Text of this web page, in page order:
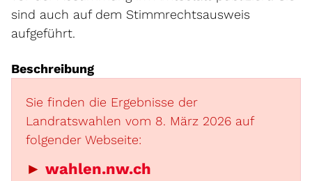
sind auch auf dem Stimmrechtsausweis
aufgeführt.
Beschreibung
Sie finden die Ergebnisse der
Landratswahlen vom 8. März 2026 auf
folgender Webseite:
► wahlen.nw.ch